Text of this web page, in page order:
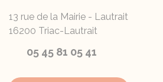
13 rue de la Mairie - Lautrait
16200 Triac-Lautrait
05 45 81 05 41